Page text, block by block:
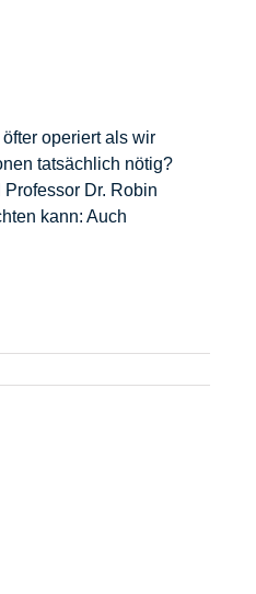
operiert als wir
tatsächlich nötig?
Dr. Robin
kann: Auch